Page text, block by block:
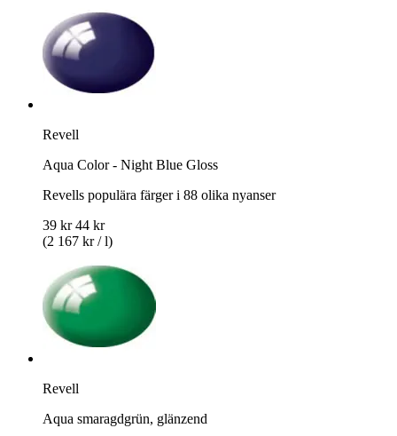
Revell
Aqua Color - Night Blue Gloss
Revells populära färger i 88 olika nyanser
39 kr 44 kr
(2 167 kr / l)
Revell
Aqua smaragdgrün, glänzend